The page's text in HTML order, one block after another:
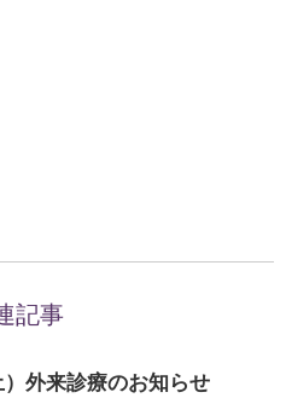
記事
外来診療のお知らせ